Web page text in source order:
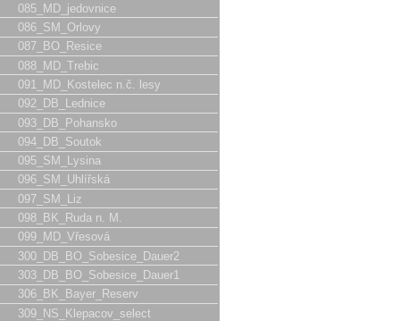
085_MD_jedovnice
086_SM_Orlovy
087_BO_Resice
088_MD_Trebic
091_MD_Kostelec n.č. lesy
092_DB_Lednice
093_DB_Pohansko
094_DB_Soutok
095_SM_Lysina
096_SM_Uhlířská
097_SM_Liz
098_BK_Ruda n. M.
099_MD_Vřesová
300_DB_BO_Sobesice_Dauer2
303_DB_BO_Sobesice_Dauer1
306_BK_Bayer_Reserv
309_NS_Klepacov_select